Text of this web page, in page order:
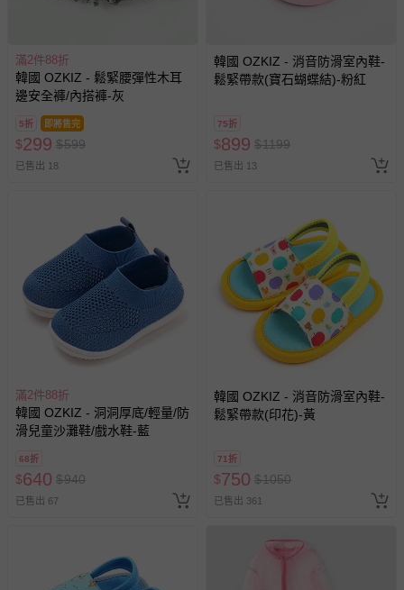
2. 平均尺寸表乃參考平均值制定，每位孩童成長速度略有不
同，請參考孩子實際體型、現有衣物尺寸等實際測量結果進行
選購。
3. 第一次穿之前，建議單獨手洗。
4. 建議以冷水洗滌，並遵循衣物上洗標指示，以免造成移染或
掉色。
5. 深淺色請分開洗滌，避免造成互相移染。請使用中性洗劑。
6. 衣物若含圖案、印花等設計均建議手洗；如需機洗，請務必
將衣服翻面放入洗衣網、再放洗衣機，以免刮損圖樣。（若有
標註不可機洗或乾洗，請勿機洗、乾洗）
7. 請勿使用漂白劑、螢光增白劑及衣物柔軟劑，以免破壞布料
或導致掉色。
8. 洗滌後立刻晾乾，勿使用烘衣機。過分烘乾可能會破壞織物
纖維、導致衣物收縮。如有熨燙需求，請低溫熨燙。
9. 每件商品於拍攝時均力求忠實呈現，但因每台電腦、手機或
謝媽咪爸比們的體諒。
您所購買的商品享有7天的鑑賞期／猶豫期權益，但此期間
並非試用期，您所退回的商品必須是未經使用的全新狀態，
包含完整包裝、配件、說明文件及贈品等。
如需退換貨，請於收到商品7天（含例假日內提出），如為
瑕疵退換貨所產生的運費，將由媽咪愛負責處理，若非瑕疵
滿2件88折
韓國 OZKIZ - 鬆緊腰彈性木耳
邊安全褲/內搭褲-灰
5折 即將售完
$299 $599
已售出 18
韓國 OZKIZ - 消音防滑室內鞋-
鬆緊帶款(寶石蝴蝶結)-粉紅
75折
$899 $1199
已售出 13
滿2件88折
韓國 OZKIZ - 洞洞厚底/輕量/防
滑兒童沙灘鞋/戲水鞋-藍
68折
$640 $940
已售出 67
韓國 OZKIZ - 消音防滑室內鞋-
鬆緊帶款(印花)-黃
71折
$750 $1050
已售出 361